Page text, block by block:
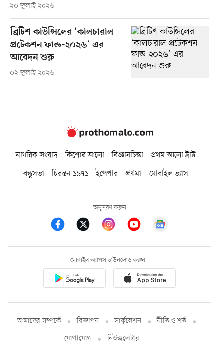
২০ জুলাই ২০২৬
ব্রিটিশ কাউন্সিলের ‘কালচারাল
প্রটেকশন ফান্ড-২০২৬’ এর
আবেদন শুরু
০২ জুলাই ২০২৬
নাগরিক সংবাদ কিশোর আলো বিজ্ঞানচিন্তা
প্রথম আলো ট্রাস্ট
বন্ধুসভা
চিরন্তন ১৯৭১ ইপেপার প্রথমা মোবাইল ভ্যাস
অনুসরণ করুন
মোবাইল অ্যাপস ডাউনলোড করুন
আমাদের সম্পর্কে বিজ্ঞাপন সার্কুলেশন
নীতি ও শর্ত
যোগাযোগ
নিউজলেটার